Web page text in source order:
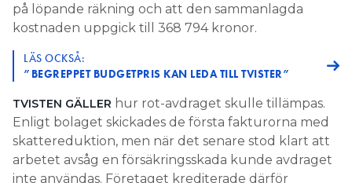
på löpande räkning och att den sammanlagda
kostnaden uppgick till 368 794 kronor.
LÄS OCKSÅ:
”BEGREPPET BUDGETPRIS KAN LEDA TILL TVISTER”
TVISTEN GÄLLER hur rot-avdraget skulle tillämpas.
Enligt bolaget skickades de första fakturorna med
skattereduktion, men när det senare stod klart att
arbetet avsåg en försäkringsskada kunde avdraget
inte användas. Företaget krediterade därför